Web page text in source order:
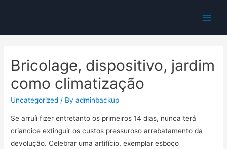
Bricolage, dispositivo, jardim
como climatização
Uncategorized / Byadminbackup
Se arruíi fizer entretanto os primeiros 14 dias, nunca terá
criancice extinguir os custos pressuroso arrebatamento da
devolução. Celebrar uma artifício, exemplar esboço